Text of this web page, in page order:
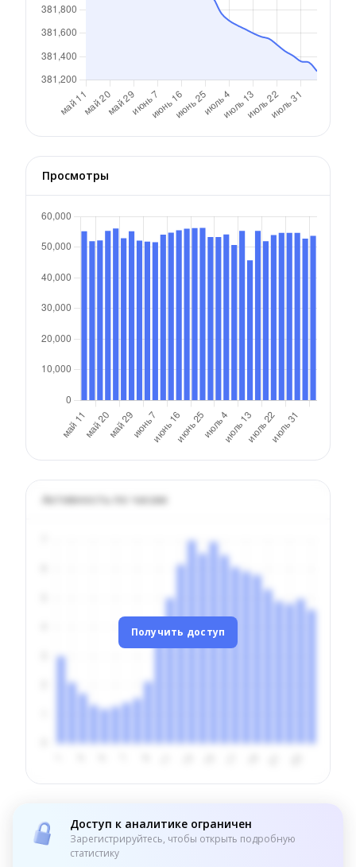
Просмотры
Активность по часам
Получить доступ
Доступ к аналитике ограничен
Зарегистрируйтесь, чтобы открыть подробную
статистику